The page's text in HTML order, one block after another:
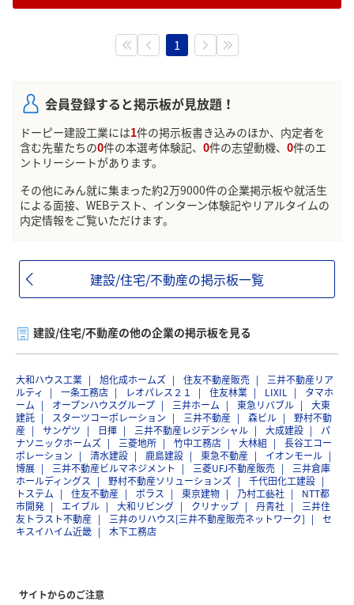
1
会員登録すると掲示板が見放題！
ドーピー建設工業には1件の掲示板書き込みのほか、内定者を
含む先輩たちの0件の本選考体験記、 0件の志望動機、 0件のエ
ントリーシートがあります。
その他にみん就に集まった約2万9000件の企業掲示板や就活生
による面接、WEBテスト、インターン体験記やリアルタイムの
内定情報をご覧いただけます。
建設/住宅/不動産の掲示板一覧
建設/住宅/不動産の他の企業の掲示板を見る
大和ハウス工業 旭化成ホームズ 住友不動産販売
三井不動産リア
ルティ
一条工務店 レオパレス２１ 住友林業 LIXIL
タマホ
ーム
オープンハウスグループ 三井ホーム 東急リバブル
大東
建託
スターツコーポレーション 三井不動産 森ビル
野村不動
産
サンゲツ 日揮 三井不動産レジデンシャル 大成建設
パ
ナソニックホームズ
三菱地所 竹中工務店 大林組
長谷工コー
ポレーション
清水建設 鹿島建設 東急不動産
イオンモール
博展
三井不動産ビルマネジメント 三菱UFJ不動産販売
三井倉庫
ホールディングス
野村不動産ソリューションズ
千代田化工建設
トステム
住友不動産 ポラス 東京建物 乃村工藝社
NTT都
市開発
エイブル 大和リビング クリナップ 丹青社
三井住
友トラスト不動産
三井のリハウス[三井不動産販売ネットワーク]
セ
キスイハイム近畿
木下工務店
サイトからのご注意